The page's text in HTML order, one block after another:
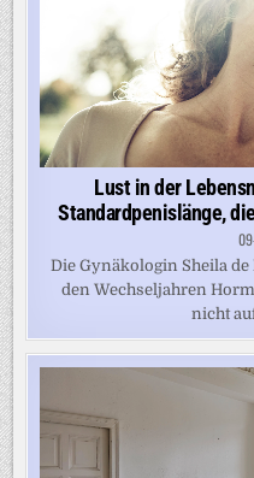
Lust in der
Standardpenislänge,
Die Gynäkologin Sheila
den Wechseljahren
nicht